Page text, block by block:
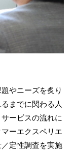
やニーズを炙り
までに関わる人
ービスの流れに
ーエクスペリエ
定性調査を実施